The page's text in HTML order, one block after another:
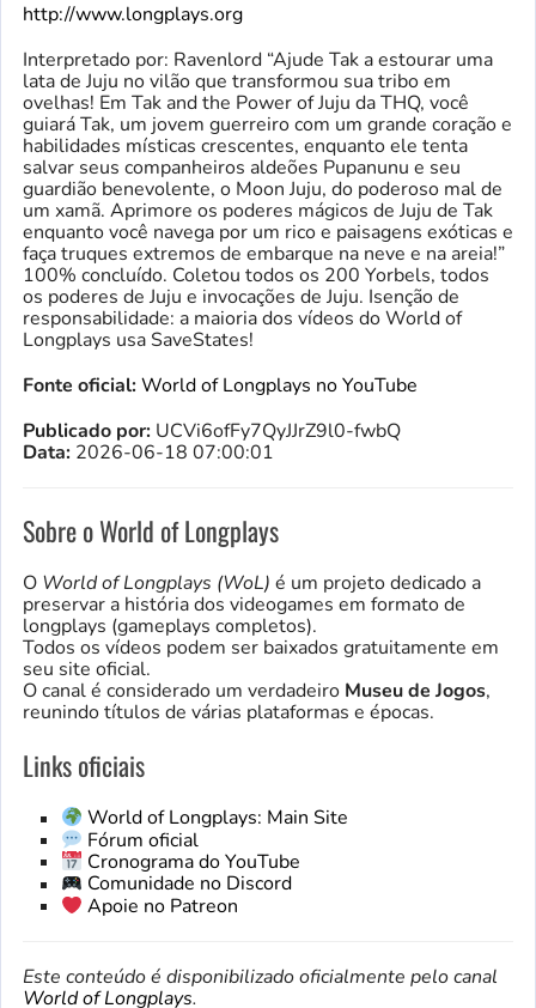
http://www.longplays.org
Interpretado por: Ravenlord “Ajude Tak a estourar uma
lata de Juju no vilão que transformou sua tribo em
ovelhas! Em Tak and the Power of Juju da THQ, você
guiará Tak, um jovem guerreiro com um grande coração e
habilidades místicas crescentes, enquanto ele tenta
salvar seus companheiros aldeões Pupanunu e seu
guardião benevolente, o Moon Juju, do poderoso mal de
um xamã. Aprimore os poderes mágicos de Juju de Tak
enquanto você navega por um rico e paisagens exóticas e
faça truques extremos de embarque na neve e na areia!”
100% concluído. Coletou todos os 200 Yorbels, todos
os poderes de Juju e invocações de Juju. Isenção de
responsabilidade: a maioria dos vídeos do World of
Longplays usa SaveStates!
Fonte oficial:World of Longplays no YouTube
Publicado por: UCVi6ofFy7QyJJrZ9l0-fwbQ
Data: 2026-06-18 07:00:01
Sobre o World of Longplays
O World of Longplays (WoL) é um projeto dedicado a
preservar a história dos videogames em formato de
longplays (gameplays completos).
Todos os vídeos podem ser baixados gratuitamente em
seu site oficial.
O canal é considerado um verdadeiro Museu de Jogos,
reunindo títulos de várias plataformas e épocas.
Links oficiais
World of Longplays: Main Site
Fórum oficial
Cronograma do YouTube
Comunidade no Discord
Apoie no Patreon
Este conteúdo é disponibilizado oficialmente pelo canal
World of Longplays.